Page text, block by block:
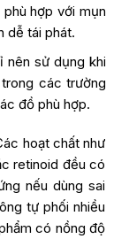
phù hợp với mụn
dễ tái phát.
nên sử dụng khi
các trường
đồ phù hợp.
hoạt chất như
retinoid đều có
nếu dùng sai
tự phối nhiều
có nồng độ